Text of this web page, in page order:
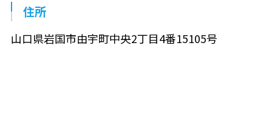
住所
山口県岩国市由宇町中央2丁目4番15105号